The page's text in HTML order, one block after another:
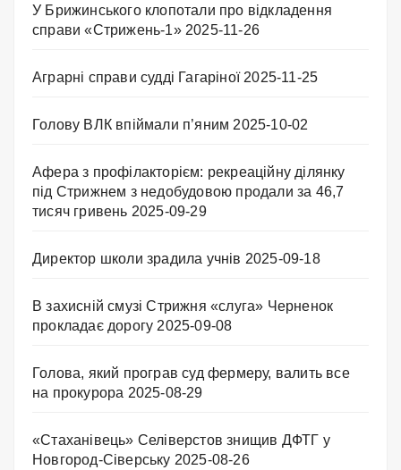
У Брижинського клопотали про відкладення
справи «Стрижень-1» 2025-11-26
Аграрні справи судді Гагаріної 2025-11-25
Голову ВЛК впіймали п’яним 2025-10-02
Афера з профілакторієм: рекреаційну ділянку
під Стрижнем з недобудовою продали за 46,7
тисяч гривень 2025-09-29
Директор школи зрадила учнів 2025-09-18
В захисній смузі Стрижня «слуга» Черненок
прокладає дорогу 2025-09-08
Голова, який програв суд фермеру, валить все
на прокурора 2025-08-29
«Стаханівець» Селіверстов знищив ДФТГ у
Новгород-Сіверську 2025-08-26